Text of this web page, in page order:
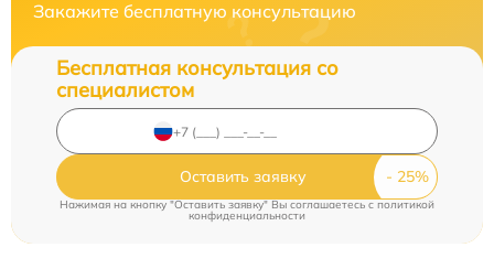
Закажите бесплатную консультацию
Бесплатная консультация со
специалистом
Оставить заявку
Нажимая на кнопку "Оставить заявку" Вы соглашаетесь cполитикой
конфиденциальности